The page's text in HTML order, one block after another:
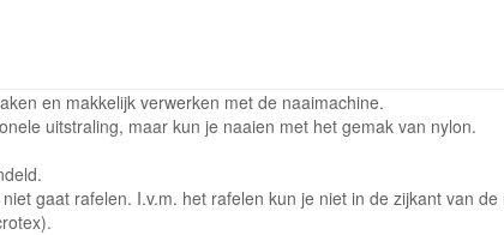
en makkelijk verwerken met de naaimachine.
uitstraling, maar kun je naaien met het gemak van nylon.
gaat rafelen. I.v.m. het rafelen kun je niet in de zijkant van de